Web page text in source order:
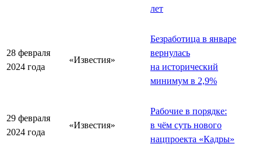
лет
28 февраля
2024 года
«Известия»
Безработица в январе
вернулась
на исторический
минимум в 2,9%
29 февраля
2024 года
«Известия»
Рабочие в порядке:
в чём суть нового
нацпроекта «Кадры»